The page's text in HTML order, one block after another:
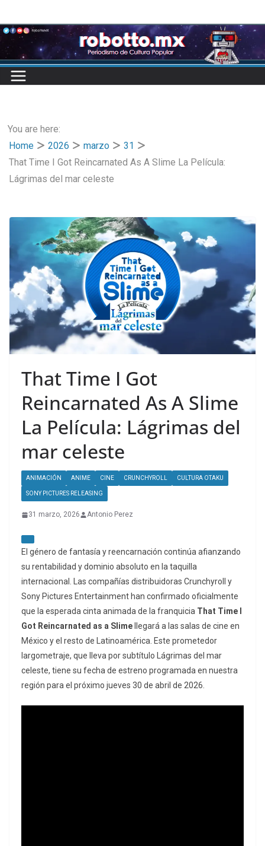
to
content
You are here:
Home
2026 marzo
31
That Time I Got Reincarnated As A Slime La Película:
Lágrimas del mar celeste
That Time I Got
Reincarnated As A Slime
La Película: Lágrimas del
mar celeste
ANIMACIÓN ANIME CINE CRUNCHYROLL CULTURA OTAKU
SONY PICTURES RELEASING
31 marzo, 2026 Antonio Perez
El género de fantasía y reencarnación continúa afianzando
su rentabilidad y dominio absoluto en la taquilla
internacional. Las compañías distribuidoras Crunchyroll y
Sony Pictures Entertainment han confirmado oficialmente
que la esperada cinta animada de la franquicia That Time I
Got Reincarnated as a Slime llegará a las salas de cine en
México y el resto de Latinoamérica. Este prometedor
largometraje, que lleva por subtítulo
Lágrimas del mar
celeste, tiene su fecha de estreno programada en nuestra
región para el próximo jueves 30 de abril de 2026.